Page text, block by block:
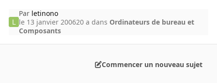
Par letinono
le 13 janvier 200620 a dans Ordinateurs de bureau et
Composants
Commencer un nouveau sujet